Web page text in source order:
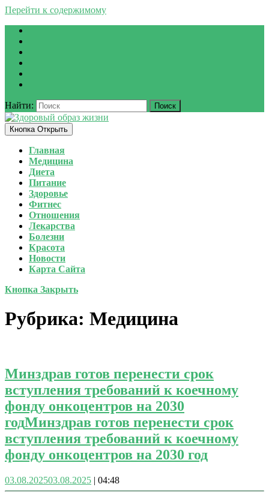
Перейти к содержимому
Найти:
Кнопка Открыть
Главная
Медицина
Диета
Питание
Здоровье
Фитнес
Отношения
Лекарства
Болезни
Красота
Новости
Карта Сайта
Кнопка Закрыть
Рубрика: Медицина
Минздрав готов перенести срок
вступления требований к коечному
фонду онкоцентров на 2030
годМинздрав готов перенести срок
вступления требований к коечному
фонду онкоцентров на 2030 год
03.08.202503.08.2025 | 04:48